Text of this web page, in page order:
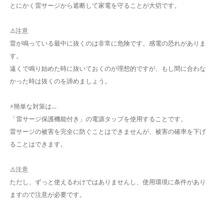
とにかく雷サージから遮断して家電を守ることが大切です。
⚠️注意
雷が鳴っている最中に抜くのは非常に危険です。感電の恐れがありま
す。
遠くで鳴り始めた時に抜いておくのが理想的ですが、もし間に合わな
かった時は抜くのを諦めましょう。
⚡️簡単な対策は…
「雷サージ保護機能付き」の電源タップを使用することです。
雷サージの被害を完全に防ぐことはできませんが、被害の確率を下げ
ることはできます。
⚠️注意
ただし、ずっと使えるわけではありませんし、使用環境に条件があり
ますので注意が必要です。